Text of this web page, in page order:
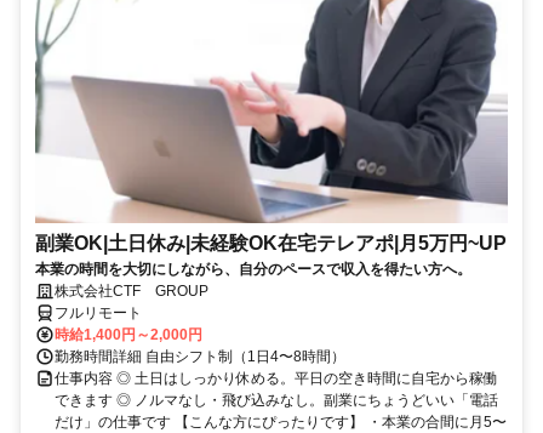
副業OK|土日休み|未経験OK在宅テレアポ|月5万円~UP
本業の時間を大切にしながら、自分のペースで収入を得たい方へ。
株式会社CTF GROUP
フルリモート
時給1,400円～2,000円
勤務時間詳細 自由シフト制（1日4〜8時間）
仕事内容 ◎ 土日はしっかり休める。平日の空き時間に自宅から稼働
できます ◎ ノルマなし・飛び込みなし。副業にちょうどいい「電話
だけ」の仕事です 【こんな方にぴったりです】 ・本業の合間に月5〜